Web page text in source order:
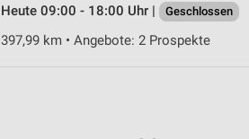
Heute 09:00 - 18:00 Uhr |
Geschlossen
397,99 km • Angebote: 2 Prospekte